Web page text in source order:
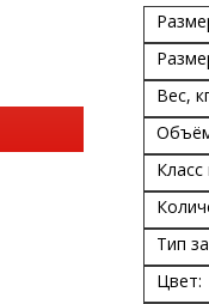
Вес,
Тип
Цвет: